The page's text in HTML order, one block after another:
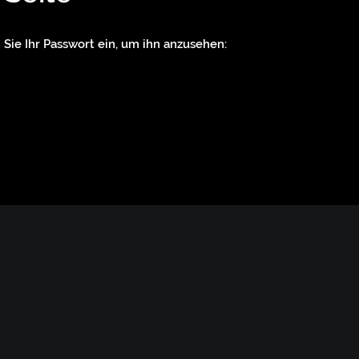
Ihr Passwort ein, um ihn anzusehen: